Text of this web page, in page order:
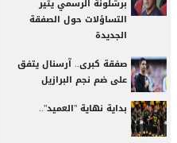
برشلونة الرسمي يثير
التساؤلات حول الصفقة
الجديدة
صفقة كبرى.. آرسنال يتفق
على ضم نجم البرازيل
بداية نهاية "العميد"..